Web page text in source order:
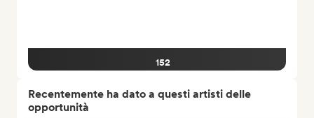
152
Recentemente ha dato a questi artisti delle
opportunità